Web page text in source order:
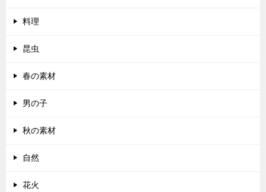
料理
昆虫
春の素材
男の子
秋の素材
自然
花火